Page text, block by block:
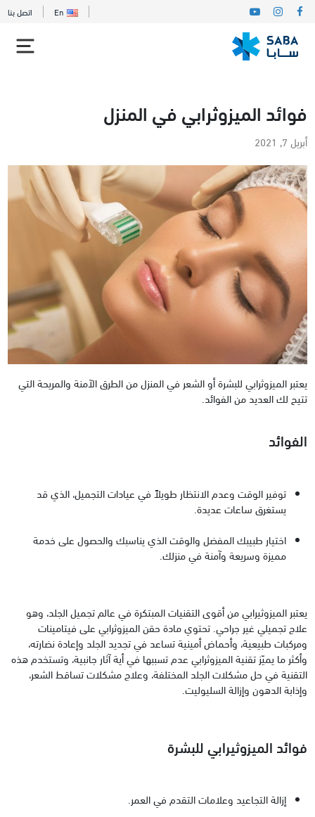
En اتصل بنا
فوائد الميزوثرابي في المنزل
أبريل 7, 2021
يعتبر الميزوثرابي للبشرة أو الشعر في المنزل من الطرق الآمنة والمريحة التي
تتيح لك العديد من الفوائد.
الفوائد
توفير الوقت وعدم الانتظار طويلاً في عيادات التجميل، الذي قد
يستغرق ساعات عديدة.
اختيار طبيبك المفضل والوقت الذي يناسبك والحصول على خدمة
مميزة وسريعة وآمنة في منزلك.
يعتبر الميزوثيرابي من أقوى التقنيات المبتكرة في عالم تجميل الجلد، وهو
علاج تجميلي غير جراحي. تحتوي مادة حقن الميزوثرابي على فيتامينات
ومركبات طبيعية، وأحماض أمينية تساعد في تجديد الجلد وإعادة نضارته،
وأكثر ما يميّز تقنية الميزوثرابي عدم تسببها في أية آثار جانبية، وتستخدم هذه
التقنية في حل مشكلات الجلد المختلفة، وعلاج مشكلات تساقط الشعر،
وإذابة الدهون وإزالة السليوليت.
فوائد الميزوثيرابي للبشرة
إزالة التجاعيد وعلامات التقدم في العمر.